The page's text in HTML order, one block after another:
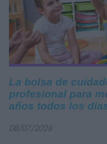
La bolsa de
profesional para
años todos los
08/07/2026